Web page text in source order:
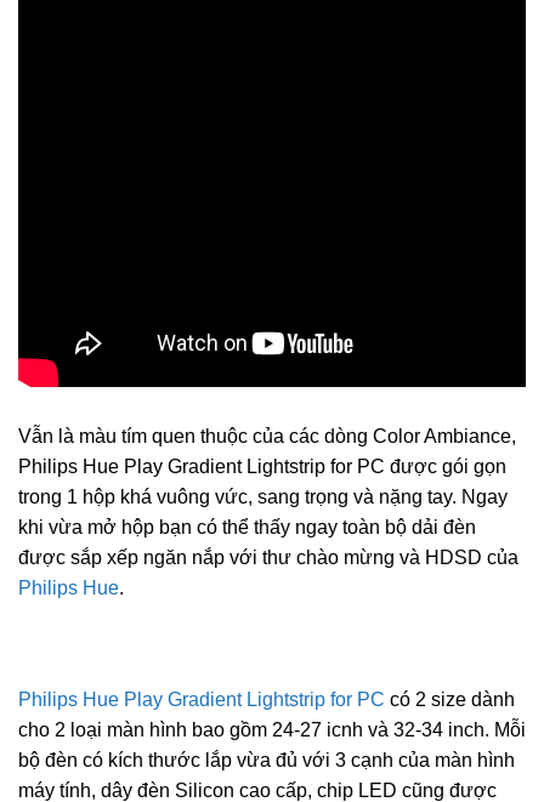
Vẫn là màu tím quen thuộc của các dòng Color Ambiance,
Philips Hue Play Gradient Lightstrip for PC được gói gọn
trong 1 hộp khá vuông vức, sang trọng và nặng tay. Ngay
khi vừa mở hộp bạn có thể thấy ngay toàn bộ dải đèn
được sắp xếp ngăn nắp với thư chào mừng và HDSD của
Philips Hue.
Philips Hue Play Gradient Lightstrip for PC có 2 size dành
cho 2 loại màn hình bao gồm 24-27 icnh và 32-34 inch. Mỗi
bộ đèn có kích thước lắp vừa đủ với 3 cạnh của màn hình
máy tính, dây đèn Silicon cao cấp, chip LED cũng được